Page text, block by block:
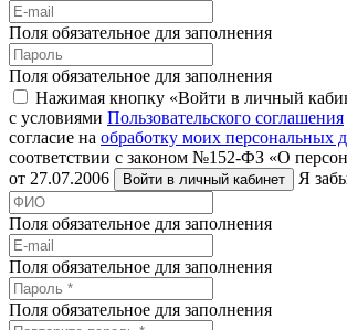
Поля обязательное для заполнения
Поля обязательное для заполнения
Нажимая кнопку «Войти в личный
с условиями Пользовательского соглашения
согласие на обработку моих персональных
соответствии с законом №152-ФЗ «О
от 27.07.2006
Войти в личный кабинет Я
Поля обязательное для заполнения
Поля обязательное для заполнения
Поля обязательное для заполнения